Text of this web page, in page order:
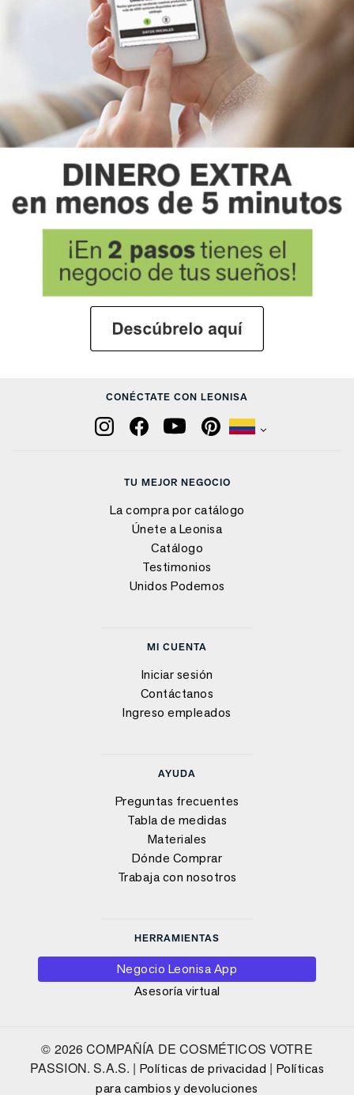
CONÉCTATE CON LEONISA
TU MEJOR NEGOCIO
La compra por catálogo
Únete a Leonisa
Catálogo
Testimonios
Unidos Podemos
MI CUENTA
Iniciar sesión
Contáctanos
Ingreso empleados
AYUDA
Preguntas frecuentes
Tabla de medidas
Materiales
Dónde Comprar
Trabaja con nosotros
HERRAMIENTAS
Negocio Leonisa App
Asesoría virtual
© 2026 COMPAÑÍA DE COSMÉTICOS VOTRE
PASSION. S.A.S. | Políticas de privacidad | Políticas
para cambios y devoluciones